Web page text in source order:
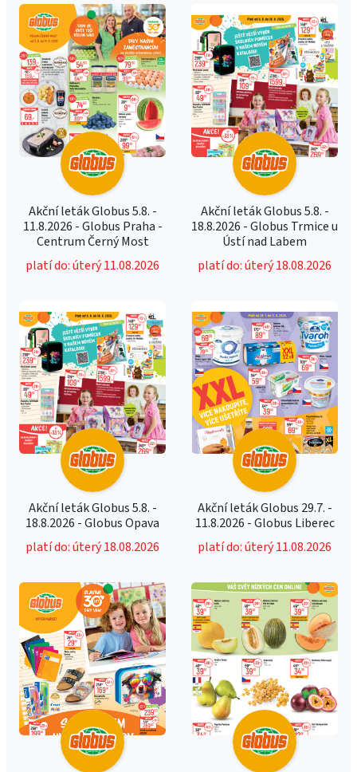
Akční leták Globus 5.8. -
11.8.2026 - Globus Praha -
Centrum Černý Most
platí do: úterý 11.08.2026
Akční leták Globus 5.8. -
18.8.2026 - Globus Trmice u
Ústí nad Labem
platí do: úterý 18.08.2026
Akční leták Globus 5.8. -
18.8.2026 - Globus Opava
platí do: úterý 18.08.2026
Akční leták Globus 29.7. -
11.8.2026 - Globus Liberec
platí do: úterý 11.08.2026